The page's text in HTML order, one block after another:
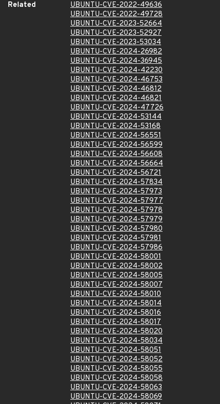
Related
UBUNTU-CVE-2022-49636
UBUNTU-CVE-2022-49728
UBUNTU-CVE-2023-52664
UBUNTU-CVE-2023-52927
UBUNTU-CVE-2023-53034
UBUNTU-CVE-2024-26982
UBUNTU-CVE-2024-36945
UBUNTU-CVE-2024-42230
UBUNTU-CVE-2024-46753
UBUNTU-CVE-2024-46812
UBUNTU-CVE-2024-46821
UBUNTU-CVE-2024-47726
UBUNTU-CVE-2024-53144
UBUNTU-CVE-2024-53168
UBUNTU-CVE-2024-56551
UBUNTU-CVE-2024-56599
UBUNTU-CVE-2024-56608
UBUNTU-CVE-2024-56664
UBUNTU-CVE-2024-56721
UBUNTU-CVE-2024-57834
UBUNTU-CVE-2024-57973
UBUNTU-CVE-2024-57977
UBUNTU-CVE-2024-57978
UBUNTU-CVE-2024-57979
UBUNTU-CVE-2024-57980
UBUNTU-CVE-2024-57981
UBUNTU-CVE-2024-57986
UBUNTU-CVE-2024-58001
UBUNTU-CVE-2024-58002
UBUNTU-CVE-2024-58005
UBUNTU-CVE-2024-58007
UBUNTU-CVE-2024-58010
UBUNTU-CVE-2024-58014
UBUNTU-CVE-2024-58016
UBUNTU-CVE-2024-58017
UBUNTU-CVE-2024-58020
UBUNTU-CVE-2024-58034
UBUNTU-CVE-2024-58051
UBUNTU-CVE-2024-58052
UBUNTU-CVE-2024-58055
UBUNTU-CVE-2024-58058
UBUNTU-CVE-2024-58063
UBUNTU-CVE-2024-58069